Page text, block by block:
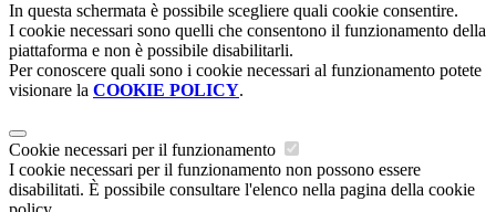
In questa schermata è possibile scegliere quali cookie consentire.
I cookie necessari sono quelli che consentono il funzionamento della
piattaforma e non è possibile disabilitarli.
Per conoscere quali sono i cookie necessari al funzionamento potete
visionare la COOKIE POLICY.
Cookie necessari per il funzionamento
I cookie necessari per il funzionamento non possono essere
disabilitati. È possibile consultare l'elenco nella pagina della cookie